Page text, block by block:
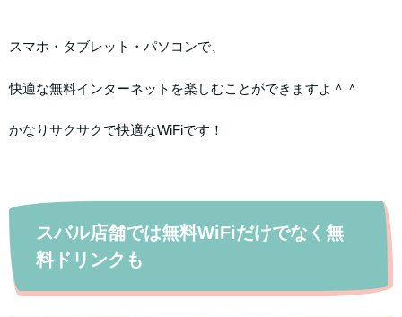
スマホ・タブレット・パソコンで、
快適な無料インターネットを楽しむことができますよ＾＾
かなりサクサクで快適なWiFiです！
スバル店舗では無料WiFiだけでなく無
料ドリンクも